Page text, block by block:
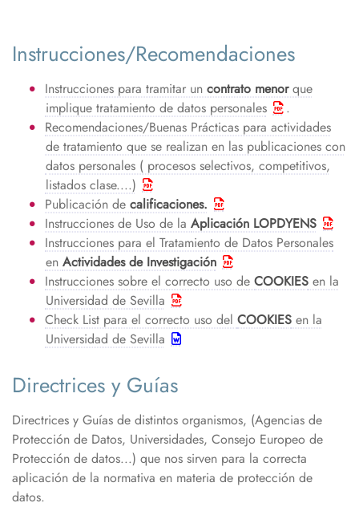
Instrucciones/Recomendaciones
Instrucciones para tramitar uncontrato menorque
implique tratamiento de datos personales
.
Recomendaciones/Buenas Prácticas para actividades
de tratamiento que se realizan en las publicaciones con
datos personales ( procesos selectivos, competitivos,
listados clase....)
Publicación decalificaciones.
Instrucciones de Uso de laAplicación LOPDYENS
Instrucciones para el Tratamiento de Datos Personales
en Actividades de Investigación
Instrucciones sobre el correcto uso deCOOKIES en la
Universidad de Sevilla
Check List para el correcto uso delCOOKIES en la
Universidad de Sevilla
Directrices y Guías
Directrices y Guías de distintos organismos, (Agencias de
Protección de Datos, Universidades, Consejo Europeo de
Protección de datos...) que nos sirven para la correcta
aplicación de la normativa en materia de protección de
datos.